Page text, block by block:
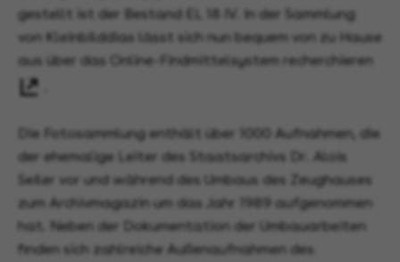
gestellt ist der Bestand EL 18 IV. In der Sammlung
von Kleinbilddias lässt sich nun bequem von zu Hause
aus über das Online-Findmittelsystem recherchieren
Die Fotosammlung enthält über 1000 Aufnahmen, die
der ehemalige Leiter des Staatsarchivs Dr. Alois
Seiler vor und während des Umbaus des Zeughauses
zum Archivmagazin um das Jahr 1989 aufgenommen
hat. Neben der Dokumentation der Umbauarbeiten
finden sich zahlreiche Außenaufnahmen des